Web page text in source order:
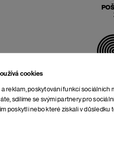
cookies
reklam, poskytování funkcí
sdílíme se svými partnery pro
poskytli nebo které získali v důsledku